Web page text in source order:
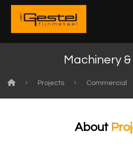
Machinery
Projects Commercial
About